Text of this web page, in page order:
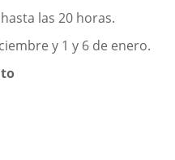
las 20 horas.
y 1 y 6 de enero.